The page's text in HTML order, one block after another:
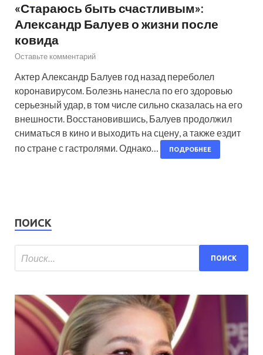
«Стараюсь быть счастливым»:
Александр Балуев о жизни после
ковида
Оставьте комментарий
Актер Александр Балуев год назад переболел
коронавирусом. Болезнь нанесла по его здоровью
серьезный удар, в том числе сильно сказалась на его
внешности. Восстановившись, Балуев продолжил
сниматься в кино и выходить на сцену, а также ездит
по стране с гастролями. Однако…
ПОДРОБНЕЕ
ПОИСК